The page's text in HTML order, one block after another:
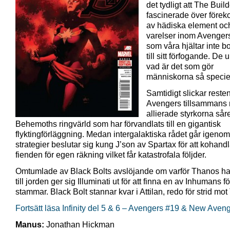
det tydligt att The
fascinerade över
av hädiska element
varelser inom
som våra hjältar inte
till sitt förfogande. De
vad är det som gör
människorna så
Samtidigt slickar
Avengers tillsammans
allierade styrkorna
Behemoths ringvärld som har förvandlats till en gigantisk
flyktingförläggning. Medan intergalaktiska rådet går
strategier beslutar sig kung J’son av Spartax för att
fienden för egen räkning vilket får katastrofala följder.
Omtumlade av Black Bolts avslöjande om varför Thanos
till jorden ger sig Illuminati ut för att finna en av Inhumans
stammar. Black Bolt stannar kvar i Attilan, redo för strid mot
Fortsätt läsa Infinity del 5 & 6 – Avengers #19 & New
Manus: Jonathan Hickman